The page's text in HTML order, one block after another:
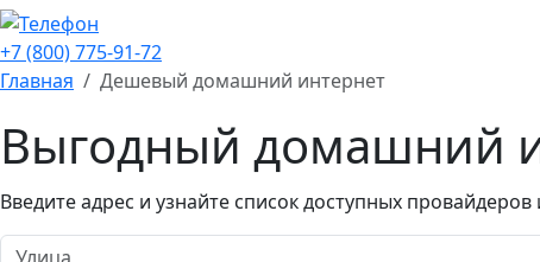
+7 (800) 775-91-72
Главная
Дешевый домашний интернет
Выгодный домашний
Введите адрес и узнайте список доступных